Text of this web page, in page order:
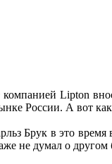
Lipton
России. А вот
Брук в это время
не думал о